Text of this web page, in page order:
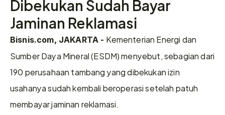
Jaminan Reklamasi
Bisnis.com, JAKARTA - Kementerian Energi dan
Sumber Daya Mineral (ESDM) menyebut, sebagian dari
190 perusahaan tambang yang dibekukan izin
usahanya sudah kembali beroperasi setelah patuh
membayar jaminan reklamasi.